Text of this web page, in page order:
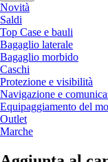
Novità
Saldi
Top Case e bauli
Bagaglio laterale
Bagaglio morbido
Caschi
Protezione e visibilità
Navigazione e
Equipaggiamento del
Outlet
Marche